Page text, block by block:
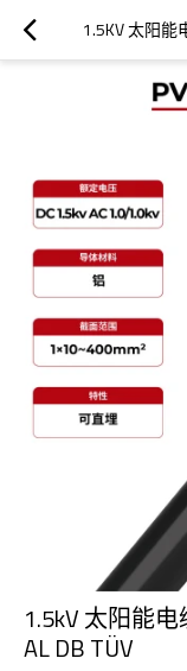
1.5kV 太阳能
AL DB TÜV